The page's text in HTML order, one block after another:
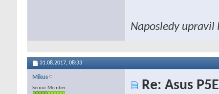
Naposledy upravil
31.08.2017, 08:33
Mikus
Senior Member Re: Asus